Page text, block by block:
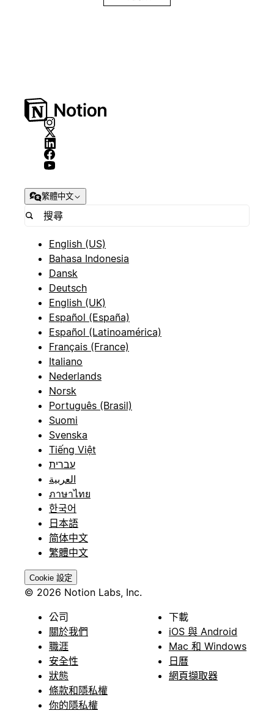
繁體中文
English (US)
Bahasa Indonesia
Dansk
Deutsch
English (UK)
Español (España)
Español (Latinoamérica)
Français (France)
Italiano
Nederlands
Norsk
Português (Brasil)
Suomi
Svenska
Tiếng Việt
עברית
العربية
ภาษาไทย
한국어
日本語
简体中文
繁體中文
Cookie 設定
© 2026 Notion Labs, Inc.
公司
關於我們
職涯
安全性
狀態
條款和隱私權
你的隱私權
下載
iOS 與 Android
Mac 和 Windows
日曆
網頁擷取器